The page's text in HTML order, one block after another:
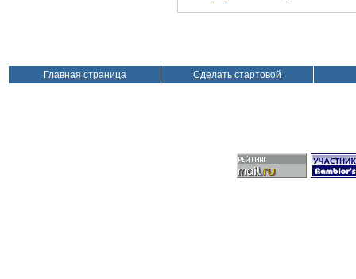
Главная страница Сделать стартовой